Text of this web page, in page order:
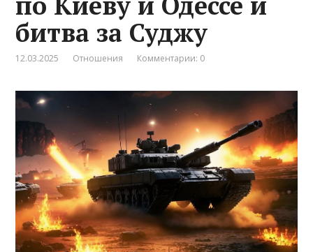
битва за Суджу
12.03.2025 Отношения Комментарии: 0